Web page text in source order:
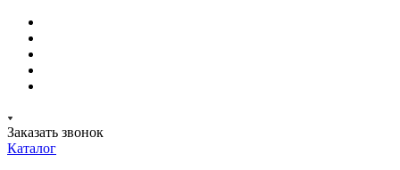
Заказать звонок
Каталог